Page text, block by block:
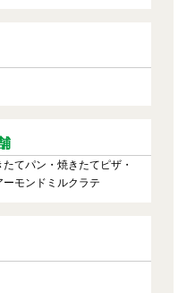
てパン・焼きたてピザ・
モンドミルクラテ